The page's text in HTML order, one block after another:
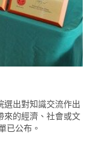
選出對知識交流作出
來的經濟、社會或文
已公布。